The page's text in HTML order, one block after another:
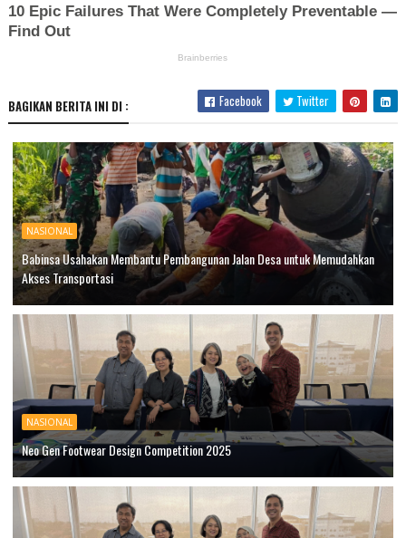
BAGIKAN BERITA INI DI : Facebook Twitter
NASIONAL
Babinsa Usahakan Membantu Pembangunan Jalan Desa untuk Memudahkan
Akses Transportasi
NASIONAL
Neo Gen Footwear Design Competition 2025